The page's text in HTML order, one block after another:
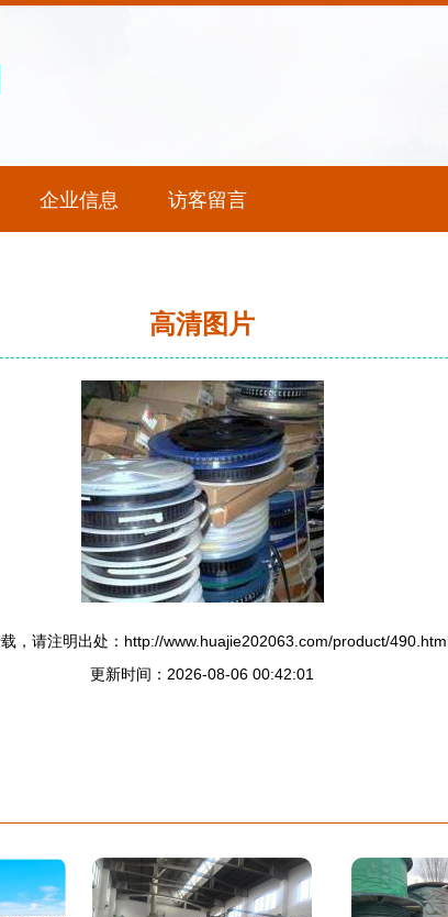
企业信息 访客留言
高清图片
，请注明出处：http://www.huajie202063.com/product/
更新时间：2026-08-06 00:42:01